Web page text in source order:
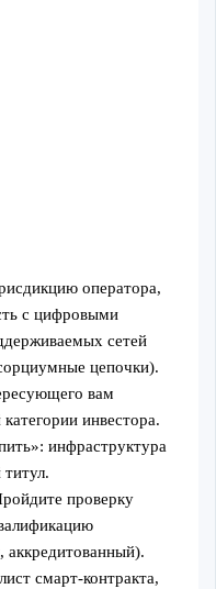
оператора,
с цифровыми
сетей
цепочки).
вам
инвестора.
инфраструктура
проверку
смарт-контракта,